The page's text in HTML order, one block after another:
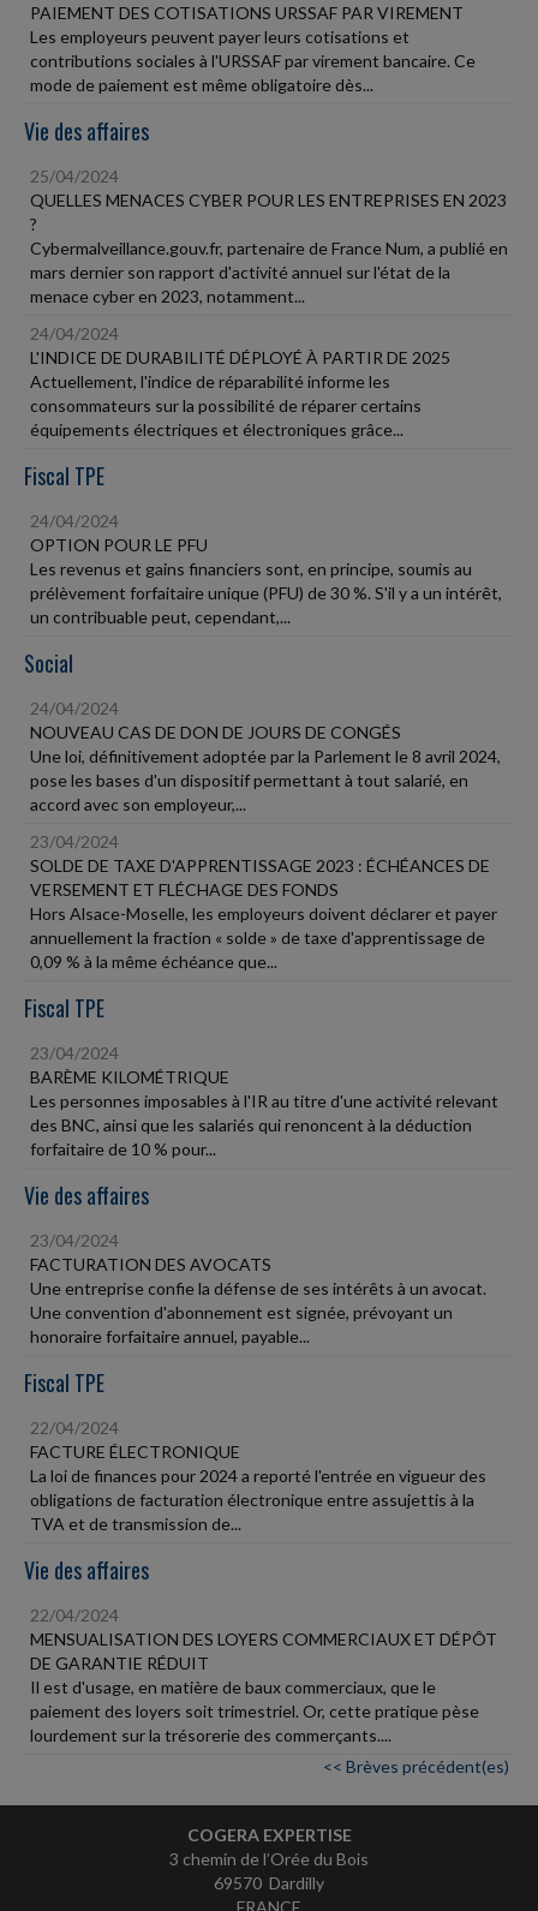
PAIEMENT DES COTISATIONS URSSAF PAR VIREMENT
Les employeurs peuvent payer leurs cotisations et
contributions sociales à l'URSSAF par virement bancaire. Ce
mode de paiement est même obligatoire dès...
Vie des affaires
25/04/2024
QUELLES MENACES CYBER POUR LES ENTREPRISES EN 2023
?
Cybermalveillance.gouv.fr, partenaire de France Num, a publié en
mars dernier son rapport d'activité annuel sur l'état de la
menace cyber en 2023, notamment...
24/04/2024
L'INDICE DE DURABILITÉ DÉPLOYÉ À PARTIR DE 2025
Actuellement, l'indice de réparabilité informe les
consommateurs sur la possibilité de réparer certains
équipements électriques et électroniques grâce...
Fiscal TPE
24/04/2024
OPTION POUR LE PFU
Les revenus et gains financiers sont, en principe, soumis au
prélèvement forfaitaire unique (PFU) de 30 %. S'il y a un intérêt,
un contribuable peut, cependant,...
Social
24/04/2024
NOUVEAU CAS DE DON DE JOURS DE CONGÉS
Une loi, définitivement adoptée par la Parlement le 8 avril 2024,
pose les bases d'un dispositif permettant à tout salarié, en
accord avec son employeur,...
23/04/2024
SOLDE DE TAXE D'APPRENTISSAGE 2023 : ÉCHÉANCES DE
VERSEMENT ET FLÉCHAGE DES FONDS
Hors Alsace-Moselle, les employeurs doivent déclarer et payer
annuellement la fraction « solde » de taxe d'apprentissage de
0,09 % à la même échéance que...
Fiscal TPE
23/04/2024
BARÈME KILOMÉTRIQUE
Les personnes imposables à l'IR au titre d'une activité relevant
des BNC, ainsi que les salariés qui renoncent à la déduction
forfaitaire de 10 % pour...
Vie des affaires
23/04/2024
FACTURATION DES AVOCATS
Une entreprise confie la défense de ses intérêts à un avocat.
Une convention d'abonnement est signée, prévoyant un
honoraire forfaitaire annuel, payable...
Fiscal TPE
22/04/2024
FACTURE ÉLECTRONIQUE
La loi de finances pour 2024 a reporté l'entrée en vigueur des
obligations de facturation électronique entre assujettis à la
TVA et de transmission de...
Vie des affaires
22/04/2024
MENSUALISATION DES LOYERS COMMERCIAUX ET DÉPÔT
DE GARANTIE RÉDUIT
Il est d'usage, en matière de baux commerciaux, que le
paiement des loyers soit trimestriel. Or, cette pratique pèse
lourdement sur la trésorerie des commerçants....
<< Brèves précédent(es)
COGERA EXPERTISE
3 chemin de l’Orée du Bois
69570 Dardilly
FRANCE